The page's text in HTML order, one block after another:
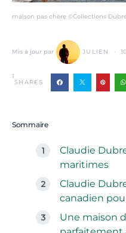
maison pas chère ©Collections
Mis à jour par JULIEN
1
SHARES
Sommaire
Claudie
maritimes
Claudie
canadien
Une maison